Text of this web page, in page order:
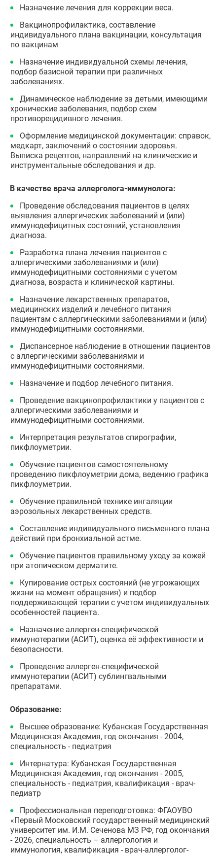
Назначение лечения для коррекции веса.
Вакцинопрофилактика, составление
индивидуального плана вакцинации, консультация
по вакцинам
Назначение индивидуальной схемы лечения,
подбор базисной терапии при различных
заболеваниях.
Динамическое наблюдение за детьми, имеющими
хронические заболевания, подбор схем
противорецидивного лечения.
Оформление медицинской документации: справок,
медкарт, заключений о состоянии здоровья.
Выписка рецептов, направлений на клинические и
инструментальные обследования и др.
В качестве врача аллерголога-иммунолога:
Проведение обследования пациентов в целях
выявления аллергических заболеваний и (или)
иммунодефицитных состояний, установления
диагноза.
Разработка плана лечения пациентов с
аллергическими заболеваниями и (или)
иммунодефицитными состояниями с учетом
диагноза, возраста и клинической картины.
Назначение лекарственных препаратов,
медицинских изделий и лечебного питания
пациентам с аллергическими заболеваниями и (или)
иммунодефицитными состояниями.
Диспансерное наблюдение в отношении пациентов
с аллергическими заболеваниями и
иммунодефицитными состояниями.
Назначение и подбор лечебного питания.
Проведение вакцинопрофилактики у пациентов с
аллергическими заболеваниями и
иммунодефицитными состояниями.
Интерпретация результатов спирографии,
пикфлоуметрии.
Обучение пациентов самостоятельному
проведению пикфлоуметрии дома, ведению графика
пикфлоуметрии.
Обучение правильной технике ингаляции
аэрозольных лекарственных средств.
Составление индивидуального письменного плана
действий при бронхиальной астме.
Обучение пациентов правильному уходу за кожей
при атопическом дерматите.
Купирование острых состояний (не угрожающих
жизни на момент обращения) и подбор
поддерживающей терапии с учетом индивидуальных
особенностей пациента.
Назначение аллерген-специфической
иммунотерапии (АСИТ), оценка её эффективности и
безопасности.
Проведение аллерген-специфической
иммунотерапии (АСИТ) сублингвальными
препаратами.
Образование:
Высшее образование: Кубанская Государственная
Медицинская Академия, год окончания - 2004,
специальность - педиатрия
Интернатура: Кубанская Государственная
Медицинская Академия, год окончания - 2005,
специальность - педиатрия, квалификация - врач-
педиатр
Профессиональная переподготовка: ФГАОУВО
«Первый Московский государственный медицинский
университет им. И.М. Сеченова МЗ РФ, год окончания
- 2026, специальность – аллергология и
иммунология, квалификация - врач-аллерголог-